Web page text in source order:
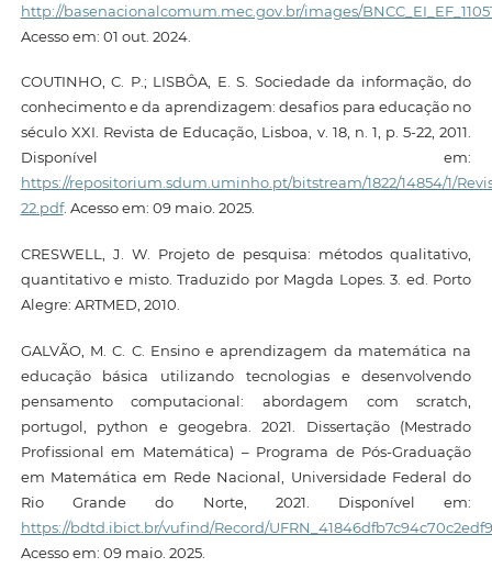
http://basenacionalcomum.mec.gov.br/images/
Acesso em: 01 out. 2024.
COUTINHO, C. P.; LISBÔA, E. S. Sociedade da informação, do
conhecimento e da aprendizagem: desafios para educação no
século XXI. Revista de Educação, Lisboa, v. 18, n. 1, p. 5-22, 2011.
Disponível em:
https://repositorium.sdum.uminho.pt/bitstream/1822/14854/1/
22.pdf. Acesso em: 09 maio. 2025.
CRESWELL, J. W. Projeto de pesquisa: métodos qualitativo,
quantitativo e misto. Traduzido por Magda Lopes. 3. ed. Porto
Alegre: ARTMED, 2010.
GALVÃO, M. C. C. Ensino e aprendizagem da matemática na
educação básica utilizando tecnologias e desenvolvendo
pensamento computacional: abordagem com scratch,
portugol, python e geogebra. 2021. Dissertação (Mestrado
Profissional em Matemática) – Programa de Pós-Graduação
em Matemática em Rede Nacional, Universidade Federal do
Rio Grande do Norte, 2021. Disponível em:
https://bdtd.ibict.br/vufind/Record/
Acesso em: 09 maio. 2025.